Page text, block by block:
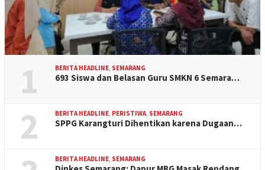
1 BERITA HEADLINE, SEMARANG
693 Siswa dan Belasan Guru SMKN 6 Semara…
2 BERITA HEADLINE, PERISTIWA, SEMARANG
SPPG Karangturi Dihentikan karena Dugaan…
BERITA HEADLINE, SEMARANG